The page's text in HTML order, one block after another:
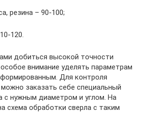
резина – 90-100;
120.
добиться высокой точности
внимание уделять параметрам
Для контроля
заказать себе специальный
с нужным диаметром и углом. На
схема обработки сверла с таким